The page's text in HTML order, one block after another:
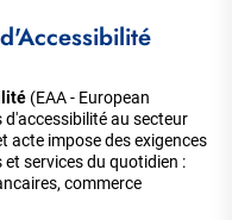
(EAA - European
au secteur
acte impose des exigences
services du quotidien :
commerce